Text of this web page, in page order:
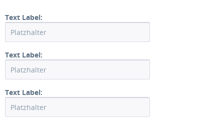
Text Label:
Text Label:
Text Label: